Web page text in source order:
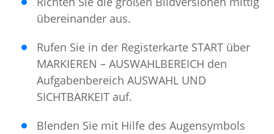
übereinander aus.
Rufen Sie in der Registerkarte START über
MARKIEREN – AUSWAHLBEREICH den
Aufgabenbereich AUSWAHL UND
SICHTBARKEIT auf.
Blenden Sie mit Hilfe des Augensymbols